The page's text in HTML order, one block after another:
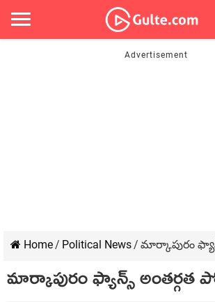
Home/ Political News/ మార్కాపురం
మార్కాపురం ఫ్యాన్స్ అంతర్గత